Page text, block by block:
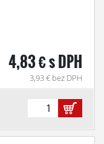
4,83 € s DPH
3,93 € bez DPH